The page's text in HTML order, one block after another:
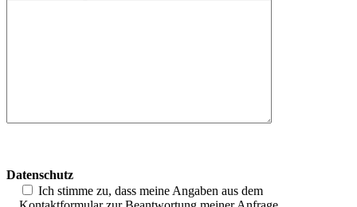
dieses
Feld
Datenschutz
Ich stimme zu, dass meine Angaben aus dem